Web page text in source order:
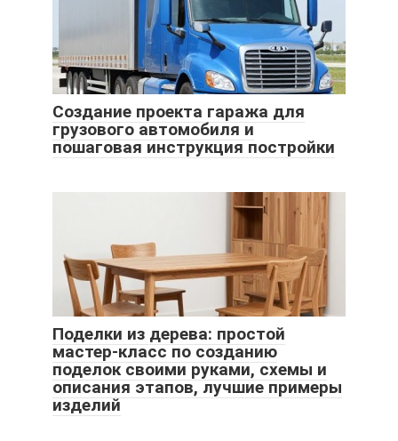
Создание проекта гаража для
грузового автомобиля и
пошаговая инструкция постройки
Поделки из дерева: простой
мастер-класс по созданию
поделок своими руками, схемы и
описания этапов, лучшие примеры
изделий